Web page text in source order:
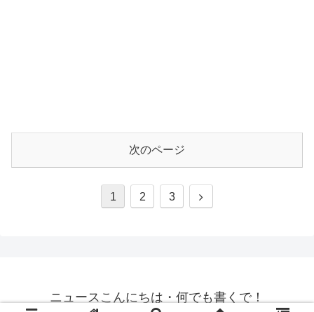
次のページ
1 2 3
ニュースこんにちは・何でも書くで！